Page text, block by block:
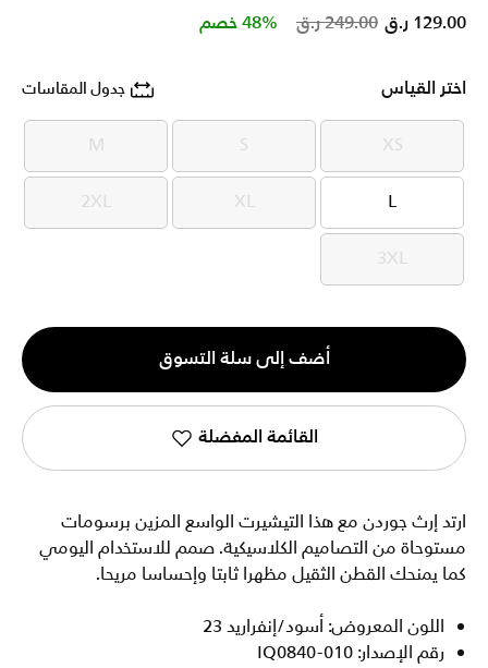
Price reduced from
249.00 ر.ق to 129.00 ر.ق 48% خصم
اختر القياس جدول المقاسات
XS
XS
S
S
M
M
L
L
XL
XL
2XL
2XL
3XL
3XL
الكمية
1
أضف إلى سلة التسوق
القائمة المفضلة
ارتد إرث جوردن مع هذا التيشيرت الواسع المزين برسومات
مستوحاة من التصاميم الكلاسيكية. صمم للاستخدام اليومي
كما يمنحك القطن الثقيل مظهرا ثابتا وإحساسا مريحا.
اللون المعروض: أسود/إنفراريد 23
رقم الإصدار: IQ0840-010